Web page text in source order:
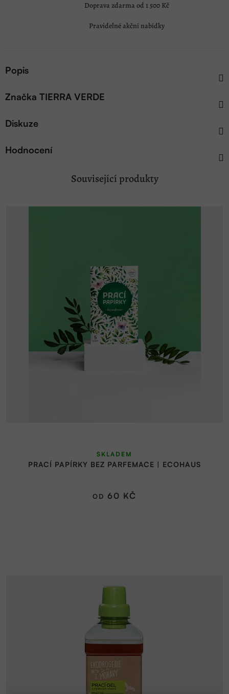
Doprava zdarma od 1 500 Kč
Pravidelné akční nabídky
Popis
Značka TIERRA VERDE
Diskuze
Hodnocení
Související produkty
PRACÍ PAPÍRKY BEZ PARFEMACE | ECOHAUS
SKLADEM
OD 60 KČ